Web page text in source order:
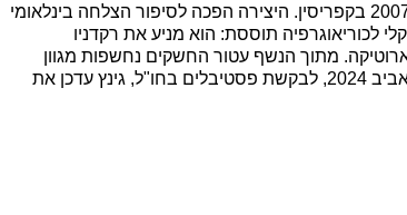
" לראשונה בהזמנת פסטיבל קיפריה 2007 בקפריסין. היצירה הפכה לסיפור הצלחה בינלאומי
לכוריאוגרפיה תוססת: הוא מניע את רקדניו
מתוך הנשף עטור החשקים נחשפות מגוון
דמויות על זהותן הייחודית. היצירה מגיעה בשיאה לפורקן של חופש, אהבה רוחנית וגשמית. באביב 2024, לבקשת פסטיבלים בחו"ל, גינץ עדכן את